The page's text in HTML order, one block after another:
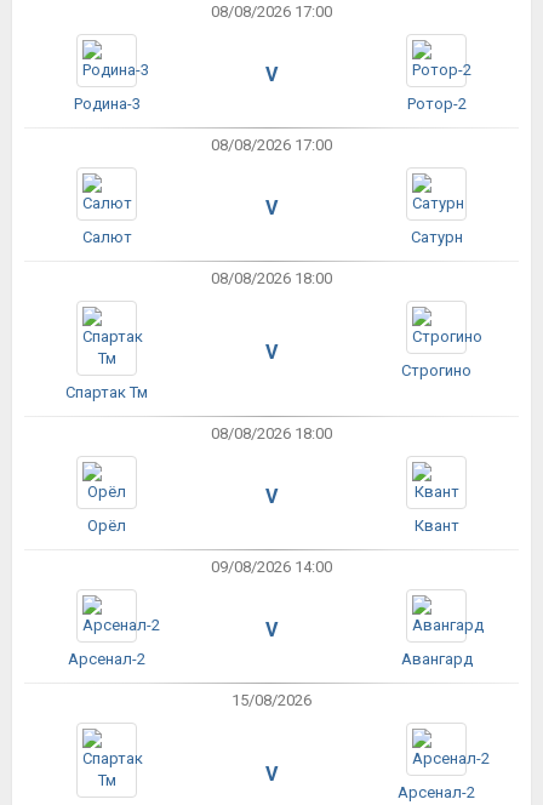
08/08/2026 17:00
Родина-3
V
Ротор-2
08/08/2026 17:00
Салют
V
Сатурн
08/08/2026 18:00
Спартак Тм
V
Строгино
08/08/2026 18:00
Орёл
V
Квант
09/08/2026 14:00
Арсенал-2
V
Авангард
15/08/2026
V
Арсенал-2